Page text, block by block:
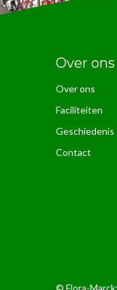
Over ons
Over ons
Faciliteiten
Geschiedenis
Contact
© Flora-